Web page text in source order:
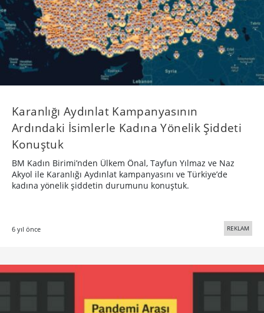
Karanlığı Aydınlat Kampanyasının
Ardındaki İsimlerle Kadına Yönelik Şiddeti
Konuştuk
BM Kadın Birimi’nden Ülkem Önal, Tayfun Yılmaz ve Naz
Akyol ile Karanlığı Aydınlat kampanyasını ve Türkiye’de
kadına yönelik şiddetin durumunu konuştuk.
6 yıl önce REKLAM